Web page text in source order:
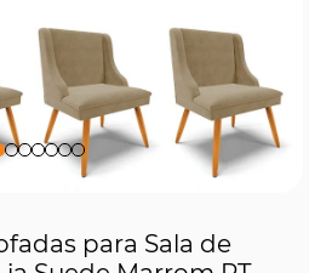
para Sala de